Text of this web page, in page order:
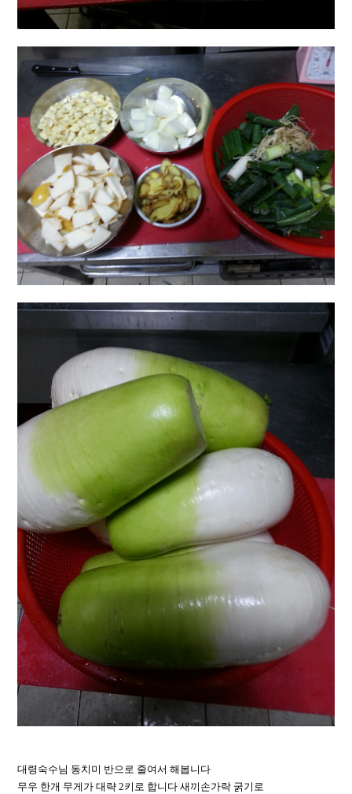
대령숙수님 동치미 반으로 줄여서 해봅니다
무우 한개 무게가 대략 2키로 합니다 새끼손가락 굵기로